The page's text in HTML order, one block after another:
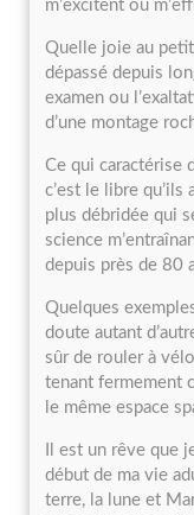
m’excitent ou
Quelle joie au
dépassé depuis
examen ou
d’une montage
Ce qui caractérise
c’est le libre
plus débridée qui
science
depuis près de 80
Quelques
doute autant
sûr de rouler à
tenant fermement
le même espace
Il est un rêve que
début de ma vie
terre, la lune et